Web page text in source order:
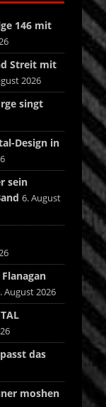
146 mit
Streit mit
2026
singt
Design in
sein
6. August
August 2026
das
moshen